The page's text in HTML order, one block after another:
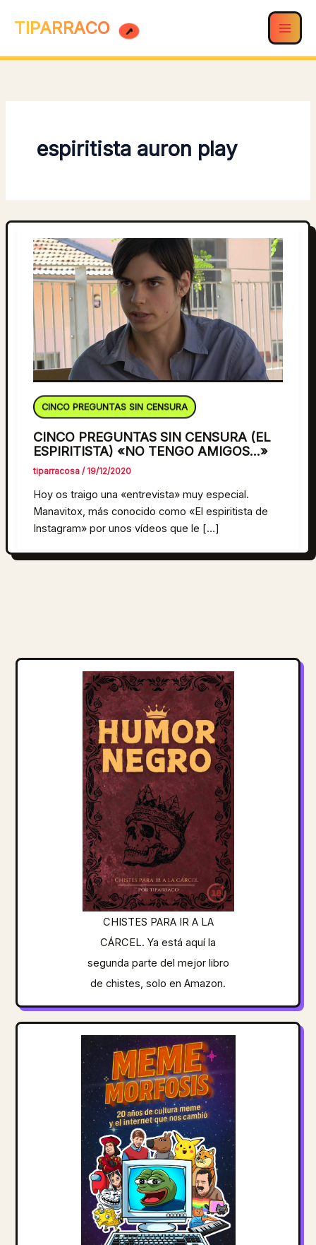
TIPARRACO
espiritista auron play
CINCO PREGUNTAS SIN CENSURA
CINCO PREGUNTAS SIN CENSURA (EL
ESPIRITISTA) «NO TENGO AMIGOS…»
tiparracosa/19/12/2020
Hoy os traigo una «entrevista» muy especial.
Manavitox, más conocido como «El espiritista de
Instagram» por unos vídeos que le […]
CHISTES PARA IR A LA
CÁRCEL. Ya está aquí la
segunda parte del mejor libro
de chistes, solo en Amazon.